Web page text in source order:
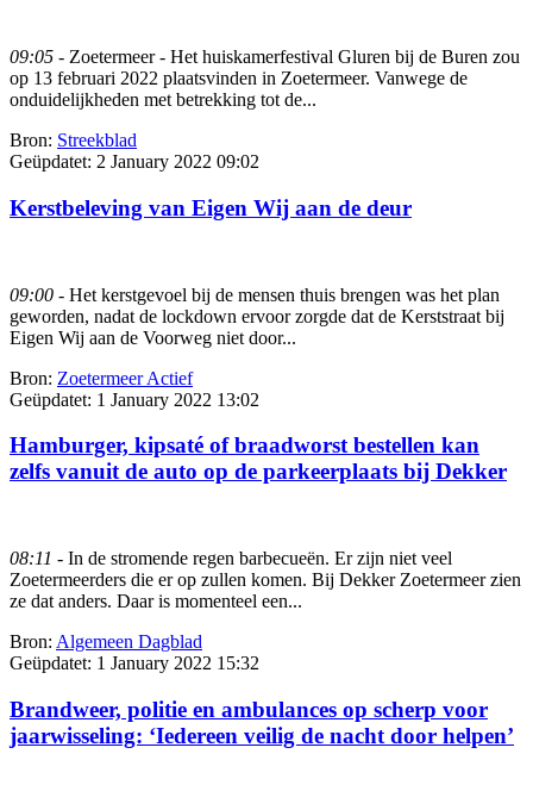
09:05 - Zoetermeer - Het huiskamerfestival Gluren bij de Buren zou
op 13 februari 2022 plaatsvinden in Zoetermeer. Vanwege de
onduidelijkheden met betrekking tot de...
Bron: Streekblad
Geüpdatet: 2 January 2022 09:02
Kerstbeleving van Eigen Wij aan de deur
09:00 - Het kerstgevoel bij de mensen thuis brengen was het plan
geworden, nadat de lockdown ervoor zorgde dat de Kerststraat bij
Eigen Wij aan de Voorweg niet door...
Bron: Zoetermeer Actief
Geüpdatet: 1 January 2022 13:02
Hamburger, kipsaté of braadworst bestellen kan
zelfs vanuit de auto op de parkeerplaats bij Dekker
08:11 - In de stromende regen barbecueën. Er zijn niet veel
Zoetermeerders die er op zullen komen. Bij Dekker Zoetermeer zien
ze dat anders. Daar is momenteel een...
Bron: Algemeen Dagblad
Geüpdatet: 1 January 2022 15:32
Brandweer, politie en ambulances op scherp voor
jaarwisseling: ‘Iedereen veilig de nacht door helpen’